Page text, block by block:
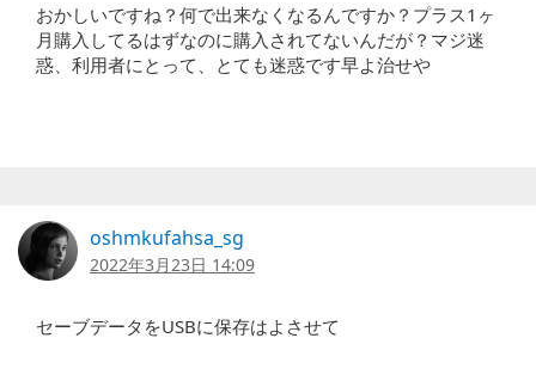
おかしいですね？何で出来なくなるんですか？プラス1ヶ
月購入してるはずなのに購入されてないんだが？マジ迷
惑、利用者にとって、とても迷惑です早よ治せや
oshmkufahsa_sg
2022年3月23日 14:09
セーブデータをUSBに保存はよさせて